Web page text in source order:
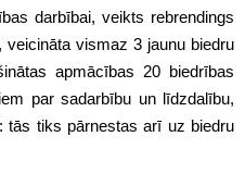
darbībai, veikts rebrendings
vismaz 3 jaunu biedru
apmācības 20 biedrības
par sadarbību un līdzdalību,
tās tiks pārnestas arī uz biedru